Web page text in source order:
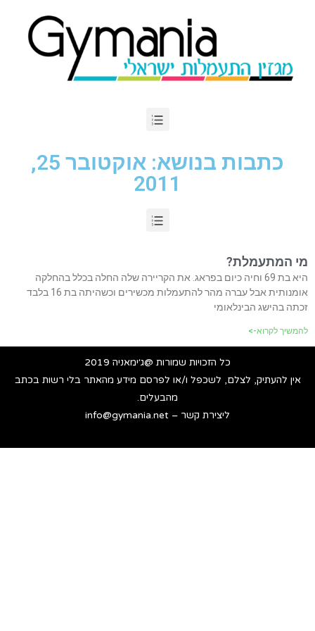
כתבות בנושא: אוקטובר 25,
2011
מי המתעמלת?
היא בת 69 וחיה כיום בפראג. את הקריירה שלה החלה בכלל בהחלקה
אומנותית אבל עברה מהר להתעמלות מכשירים וכשהיתה בת 16 בלבד
זכתה בהישג הבינלאומי
להמשיך לקרוא->
כל הזכויות שמורות @ג׳ימאניה 2019
אין להעתיק, לצלם, לשכפל ו/או לפרסם מידע מהאתר בלי רשות בכתב
מהבעלים.
ליצירת קשר – info@gymania.net